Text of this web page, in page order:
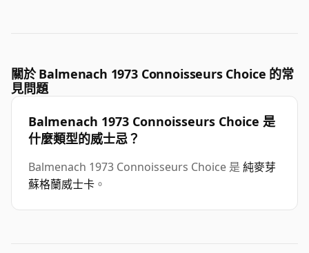
關於 Balmenach 1973 Connoisseurs Choice 的常
見問題
Balmenach 1973 Connoisseurs Choice 是
什麼類型的威士忌？
Balmenach 1973 Connoisseurs Choice 是 純麥芽
蘇格蘭威士卡 。